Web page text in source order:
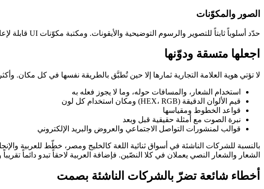
الصور والمكوّنات
حدّد أسلوباً ثابتاً للتصوير والرسوم التوضيحية والأيقونات. ومكتبة مكوّنات UI قابلة لإعادة الاستخدام، حتى لو كانت صغيرة، تبقي منتجك وموقعك ومحتواك التسويقي متناسقاً بصرياً وتسرّع كل ما تطلقه لاحقاً.
اجعلها متسقة ودوّنها
لا تؤتي هوية العلامة التجارية ثمارها إلا حين تُطبَّق بالطريقة نفسها في كل مكان.
استخدام الشعار، والمسافات حوله، وما لا يجوز فعله به
قيم الألوان الدقيقة (HEX، RGB) ومكان استخدام كل لون
قواعد الخطوط ومقياسها
نبرة الصوت مع أمثلة حقيقية قبل وبعد
قوالب لمنشورات التواصل الاجتماعي والعروض والبريد الإلكتروني
بالنسبة للشركات الناشئة في أسواق ثنائية اللغة كالخليج ومصر، خطّط للعربية
الشعار والشعار النصي يعملان في كلا النصّين. فإضافة العربية لاحقاً تبدو دائماً
أخطاء شائعة تضرّ بالشركات الناشئة بصمت